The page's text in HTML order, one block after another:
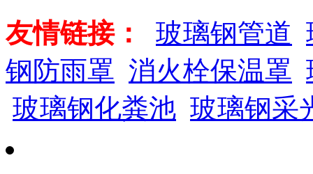
友情链接：
玻璃钢管道
钢防雨罩 消火栓保温罩
玻璃钢化粪池 玻璃钢采